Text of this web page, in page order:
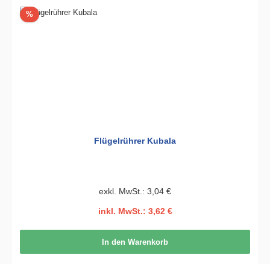
%Rabatt
Flügelrührer Kubala
exkl. MwSt.: 3,04 €
inkl. MwSt.: 3,62 €
In den Warenkorb